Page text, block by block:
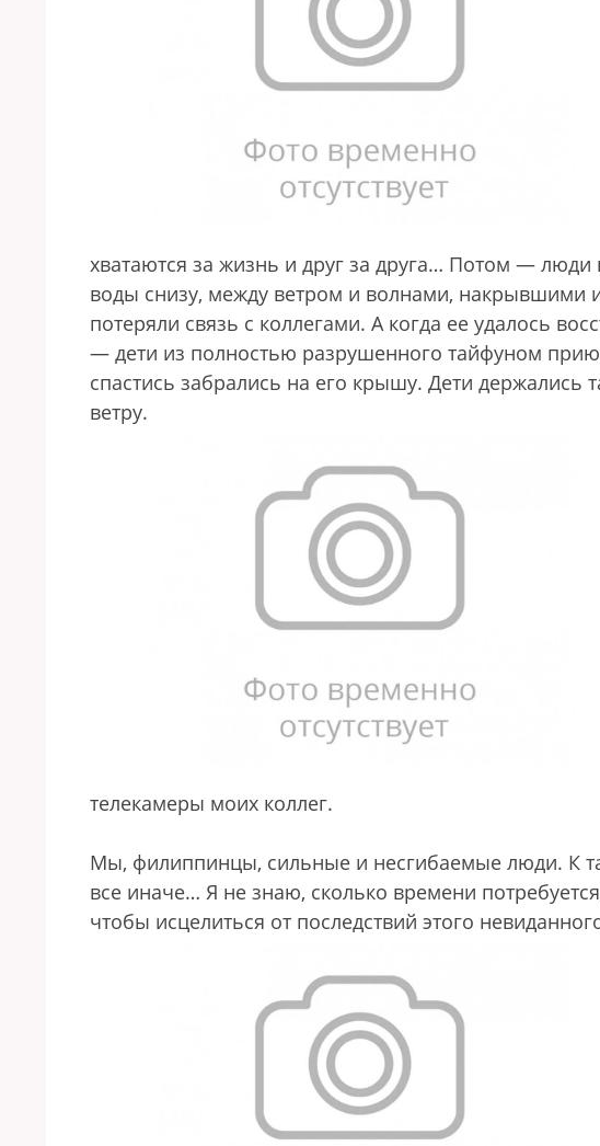
хватаются за жизнь и друг за друга… Потом —
воды снизу, между ветром и волнами, накрывшими
потеряли связь с коллегами. А когда ее удалось
— дети из полностью разрушенного тайфуном
спастись забрались на его крышу. Дети держались
ветру.
телекамеры моих коллег.
Мы, филиппинцы, сильные и несгибаемые люди. К
все иначе… Я не знаю, сколько времени
чтобы исцелиться от последствий этого